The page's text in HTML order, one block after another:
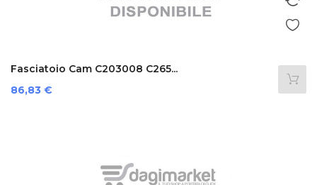
Fasciatoio Cam C203008 C265...
Prezzo
86,83 €